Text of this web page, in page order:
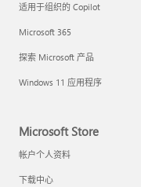
适用于组织的 Copilot
Microsoft 365
探索 Microsoft 产品
Windows 11 应用程序
Microsoft Store
帐户个人资料
下载中心